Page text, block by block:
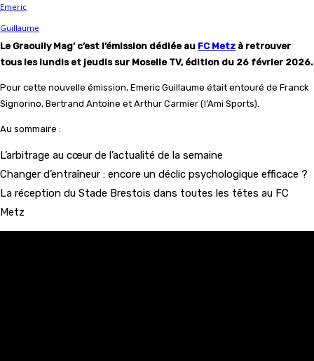
Le Graoully Mag’ c’est l’émission dédiée au FC Metz à retrouver
tous les lundis et jeudis sur Moselle TV, édition du 26 février 2026.
Pour cette nouvelle émission, Emeric Guillaume était entouré de Franck
Signorino, Bertrand Antoine et Arthur Carmier (l’Ami Sports).
Au sommaire :
L’arbitrage au cœur de l’actualité de la semaine
Changer d’entraîneur : encore un déclic psychologique efficace ?
La réception du Stade Brestois dans toutes les têtes au FC
Metz